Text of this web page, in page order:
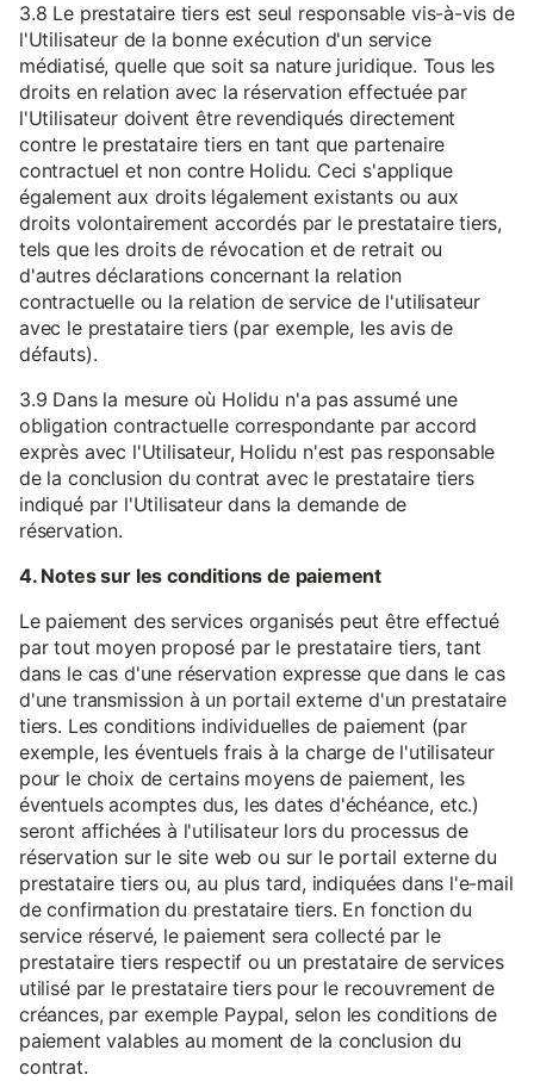
3.8 Le prestataire tiers est seul responsable vis-à-vis de
l'Utilisateur de la bonne exécution d'un service
médiatisé, quelle que soit sa nature juridique. Tous les
droits en relation avec la réservation effectuée par
l'Utilisateur doivent être revendiqués directement
contre le prestataire tiers en tant que partenaire
contractuel et non contre Holidu. Ceci s'applique
également aux droits légalement existants ou aux
droits volontairement accordés par le prestataire tiers,
tels que les droits de révocation et de retrait ou
d'autres déclarations concernant la relation
contractuelle ou la relation de service de l'utilisateur
avec le prestataire tiers (par exemple, les avis de
défauts).
3.9 Dans la mesure où Holidu n'a pas assumé une
obligation contractuelle correspondante par accord
exprès avec l'Utilisateur, Holidu n'est pas responsable
de la conclusion du contrat avec le prestataire tiers
indiqué par l'Utilisateur dans la demande de
réservation.
4. Notes sur les conditions de paiement
Le paiement des services organisés peut être effectué
par tout moyen proposé par le prestataire tiers, tant
dans le cas d'une réservation expresse que dans le cas
d'une transmission à un portail externe d'un prestataire
tiers. Les conditions individuelles de paiement (par
exemple, les éventuels frais à la charge de l'utilisateur
pour le choix de certains moyens de paiement, les
éventuels acomptes dus, les dates d'échéance, etc.)
seront affichées à l'utilisateur lors du processus de
réservation sur le site web ou sur le portail externe du
prestataire tiers ou, au plus tard, indiquées dans l'e-mail
de confirmation du prestataire tiers. En fonction du
service réservé, le paiement sera collecté par le
prestataire tiers respectif ou un prestataire de services
utilisé par le prestataire tiers pour le recouvrement de
créances, par exemple Paypal, selon les conditions de
paiement valables au moment de la conclusion du
contrat.